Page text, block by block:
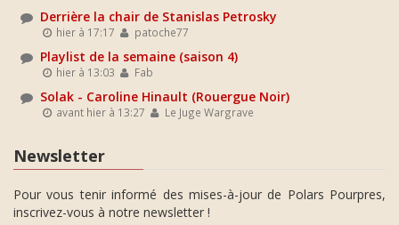
Derrière la chair de Stanislas Petrosky
hier à 17:17 patoche77
Playlist de la semaine (saison 4)
hier à 13:03 Fab
Solak - Caroline Hinault (Rouergue Noir)
avant hier à 13:27 Le Juge Wargrave
Newsletter
Pour vous tenir informé des mises-à-jour de Polars Pourpres,
inscrivez-vous à notre newsletter !